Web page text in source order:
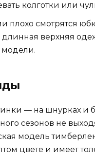
колготки или
плохо смотрятся
длинная верхняя
— на шнурках и
сезонов не
модель
цвете и имеет